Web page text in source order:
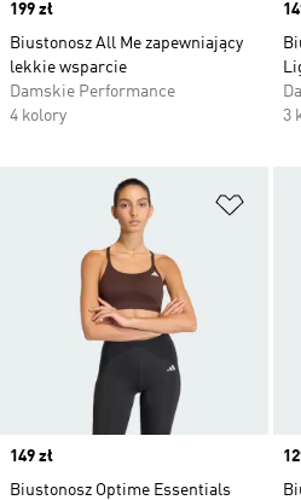
Price
199 zł
Biustonosz All Me zapewniający
lekkie wsparcie
Damskie Performance
4 kolory
3
Price
149 zł
Biustonosz Optime Essentials